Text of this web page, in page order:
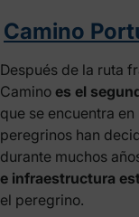
Camino
Después de la ruta
Camino es el
que se encuentra
peregrinos han
durante muchos
e infraestructura
el peregrino.